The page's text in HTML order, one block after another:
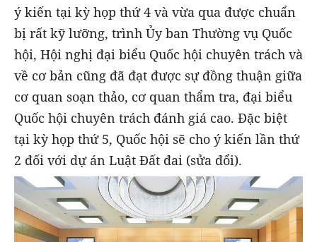
ý kiến tại kỳ họp thứ 4 và vừa qua được chuẩn
bị rất kỹ lưỡng, trình Ủy ban Thường vụ Quốc
hội, Hội nghị đại biểu Quốc hội chuyên trách và
về cơ bản cũng đã đạt được sự đồng thuận giữa
cơ quan soạn thảo, cơ quan thẩm tra, đại biểu
Quốc hội chuyên trách đánh giá cao. Đặc biệt
tại kỳ họp thứ 5, Quốc hội sẽ cho ý kiến lần thứ
2 đối với dự án Luật Đất đai (sửa đổi).